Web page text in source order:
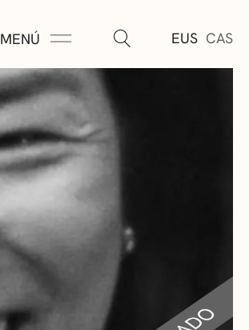
MENÚ EUS CAS